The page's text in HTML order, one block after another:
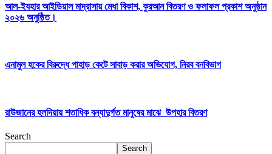
আল-ইযহার আইডিয়াল মাদ্রাসায় মেধা বিকাশ, কুরআন বিতরণ ও ফলাফল প্রকাশ অনুষ্ঠান
২০২৬ অনুষ্ঠিত।
এনামুল হকের বিরুদ্ধে পাহাড় কেটে সাবাড় করার অভিযোগ, নিরব বনবিভাগ
রাউজানের হলদিয়ায় শতাধিক বন্যাদুর্গত মানুষের মাঝে উপহার বিতরণ
Search
Search